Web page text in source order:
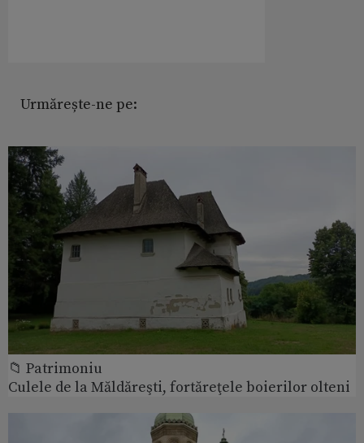
Urmărește-ne pe:
📁 Patrimoniu
Culele de la Măldăreşti, fortăreţele boierilor olteni